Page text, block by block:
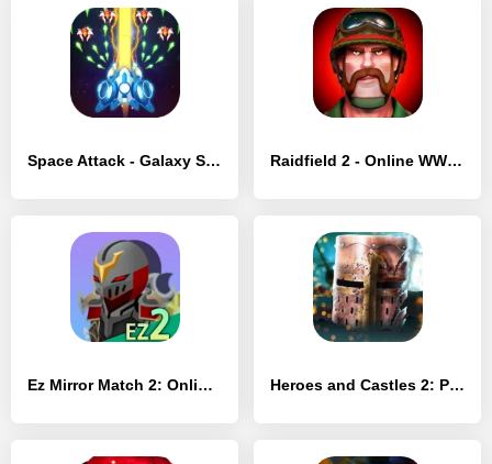
Space Attack - Galaxy Shooter Raidfield 2 - Online WW2 Shooter
Ez Mirror Match 2: Online PVP Heroes and Castles 2: Premium